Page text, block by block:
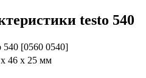
testo 540
540 [0560 0540]
x 46 x 25 мм